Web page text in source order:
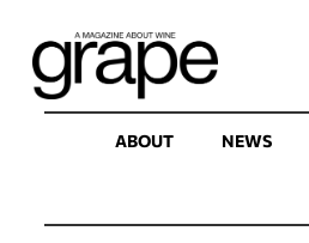
ABOUT NEWS